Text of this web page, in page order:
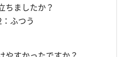
ちましたか？
ふつう